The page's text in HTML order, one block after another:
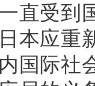
直受到
本应重
国际社